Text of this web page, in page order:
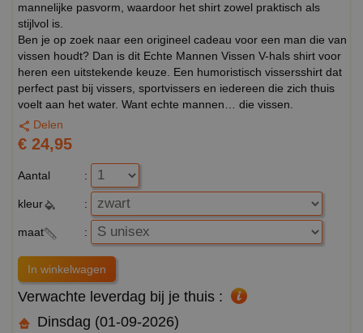
mannelijke pasvorm, waardoor het shirt zowel praktisch als
stijlvol is.
Ben je op zoek naar een origineel cadeau voor een man die van
vissen houdt? Dan is dit Echte Mannen Vissen V-hals shirt voor
heren een uitstekende keuze. Een humoristisch vissersshirt dat
perfect past bij vissers, sportvissers en iedereen die zich thuis
voelt aan het water. Want echte mannen… die vissen.
Delen
€ 24,95
Aantal :
kleur :
maat :
Verwachte leverdag bij je thuis :
Dinsdag (01-09-2026)